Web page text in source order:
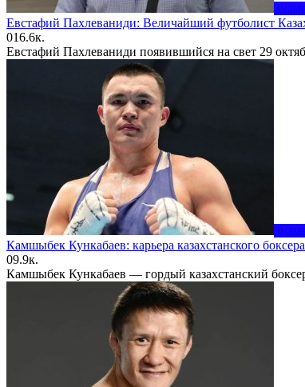
Евстафий Пахлеваниди: Величайший футболист
016.6к.
Евстафий Пахлеваниди появившийся на свет 29
Камшыбек Кункабаев: карьера казахстанского
09.9к.
Камшыбек Кункабаев — гордый казахстанский